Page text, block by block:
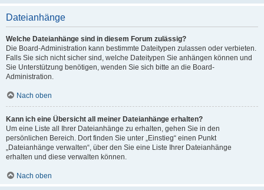
Dateianhänge
Welche Dateianhänge sind in diesem Forum zulässig?
Die Board-Administration kann bestimmte Dateitypen zulassen oder verbieten.
Falls Sie sich nicht sicher sind, welche Dateitypen Sie anhängen können und
Sie Unterstützung benötigen, wenden Sie sich bitte an die Board-
Administration.
Nach oben
Kann ich eine Übersicht all meiner Dateianhänge erhalten?
Um eine Liste all Ihrer Dateianhänge zu erhalten, gehen Sie in den
persönlichen Bereich. Dort finden Sie unter „Einstieg“ einen Punkt
„Dateianhänge verwalten“, über den Sie eine Liste Ihrer Dateianhänge
erhalten und diese verwalten können.
Nach oben